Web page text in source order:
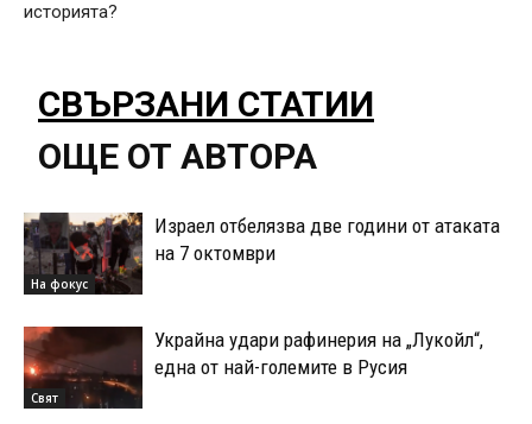
историята?
СВЪРЗАНИ СТАТИИ
ОЩЕ ОТ АВТОРА
На фокус
Израел отбелязва две години от атаката
на 7 октомври
Свят
Украйна удари рафинерия на „Лукойл“,
една от най-големите в Русия